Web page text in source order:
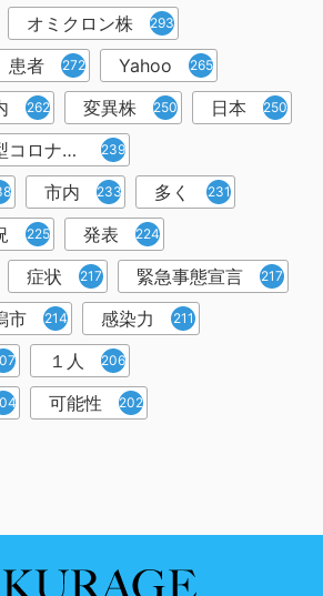
オミクロン株 293
患者 272 Yahoo 265
262 変異株 250 日本 250
新型コロナウイルスワクチン 239
市内 233 多く 231
225 発表 224
症状 217 緊急事態宣言 217
市 214 感染力 211
１人 206
可能性 202